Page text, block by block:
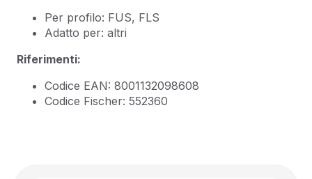
Per profilo: FUS, FLS
Adatto per: altri
Riferimenti:
Codice EAN: 8001132098608
Codice Fischer: 552360